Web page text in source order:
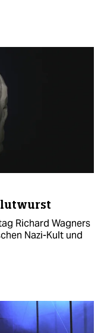
Richard Wagners
Nazi-Kult und